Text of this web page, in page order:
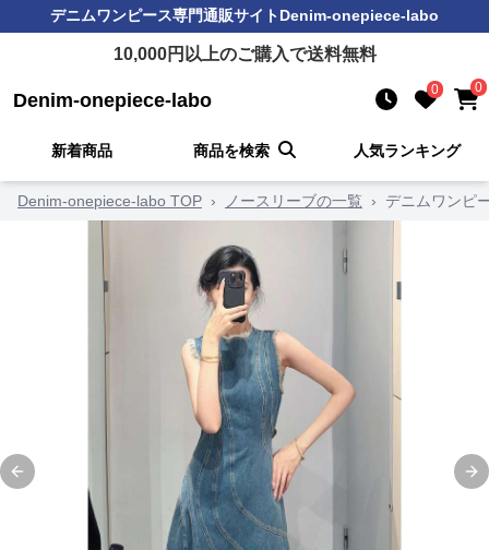
デニムワンピース専門通販サイトDenim-onepiece-labo
10,000円以上のご購入で送料無料
Denim-onepiece-labo 0 0
新着商品 商品を検索 人気ランキング
Denim-onepiece-labo TOP › ノースリーブの一覧 › デニムワンピ
Previous slide